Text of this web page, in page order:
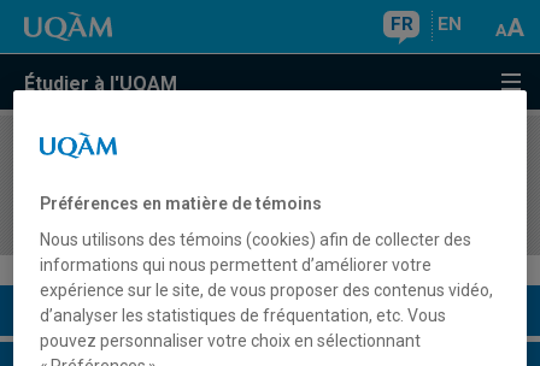
FR EN
Étudier à l'UQAM
COURS//
sciences de l'environnement
Description du cours
Préférences en matière de témoins
Nous utilisons des témoins (cookies) afin de collecter des
informations qui nous permettent d’améliorer votre
expérience sur le site, de vous proposer des contenus vidéo,
d’analyser les statistiques de fréquentation, etc. Vous
pouvez personnaliser votre choix en sélectionnant